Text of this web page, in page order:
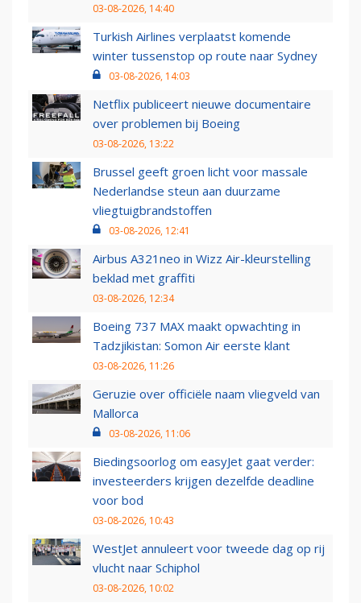
03-08-2026, 14:40
Turkish Airlines verplaatst komende
winter tussenstop op route naar Sydney
03-08-2026, 14:03
Netflix publiceert nieuwe documentaire
over problemen bij Boeing
03-08-2026, 13:22
Brussel geeft groen licht voor massale
Nederlandse steun aan duurzame
vliegtuigbrandstoffen
03-08-2026, 12:41
Airbus A321neo in Wizz Air-kleurstelling
beklad met graffiti
03-08-2026, 12:34
Boeing 737 MAX maakt opwachting in
Tadzjikistan: Somon Air eerste klant
03-08-2026, 11:26
Geruzie over officiële naam vliegveld van
Mallorca
03-08-2026, 11:06
Biedingsoorlog om easyJet gaat verder:
investeerders krijgen dezelfde deadline
voor bod
03-08-2026, 10:43
WestJet annuleert voor tweede dag op rij
vlucht naar Schiphol
03-08-2026, 10:02